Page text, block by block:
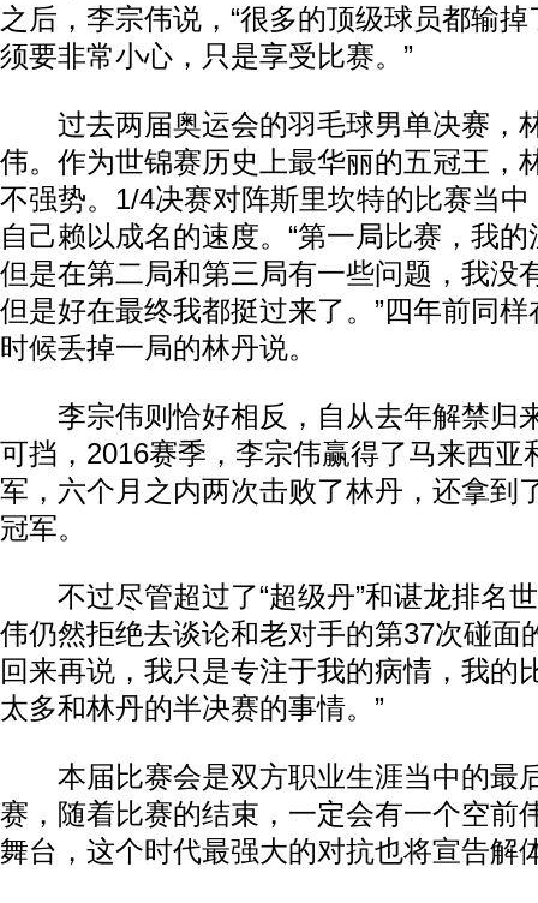
之后，李宗伟说，“很多的顶级球员都输
须要非常小心，只是享受比赛。”
过去两届奥运会的羽毛球男单决赛，
伟。作为世锦赛历史上最华丽的五冠王，
不强势。1/4决赛对阵斯里坎特的比赛当
自己赖以成名的速度。“第一局比赛，我
但是在第二局和第三局有一些问题，我没
但是好在最终我都挺过来了。”四年前同
时候丢掉一局的林丹说。
李宗伟则恰好相反，自从去年解禁归
可挡，2016赛季，李宗伟赢得了马来西亚
军，六个月之内两次击败了林丹，还拿到
冠军。
不过尽管超过了“超级丹”和谌龙排名
伟仍然拒绝去谈论和老对手的第37次碰面
回来再说，我只是专注于我的病情，我的
太多和林丹的半决赛的事情。”
本届比赛会是双方职业生涯当中的最
赛，随着比赛的结束，一定会有一个空前
舞台，这个时代最强大的对抗也将宣告解